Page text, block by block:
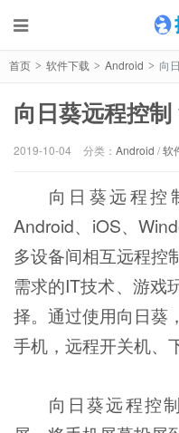
首页 > 软件下载 > Android > 向
向日葵远程控
2019-10-04 分类： Android /软
向日葵远程控
Android、iOS、
多设备间相互远程控
需求的IT技术、游戏
择。通过使用向日葵
手机，远程开关机、
向日葵远程控